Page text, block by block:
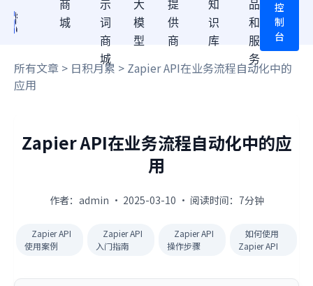
商
城
示
词
商
城
大
模
型
提
供
商
知
识
库
品
和
服
务
控
制
台
所有文章 > 日积月累 > Zapier API在业务流程自动化中的
应用
Zapier API在业务流程自动化中的应
用
作者：admin · 2025-03-10 · 阅读时间：7分钟
Zapier API
使用案例
Zapier API
入门指南
Zapier API
操作步骤
如何使用
Zapier API